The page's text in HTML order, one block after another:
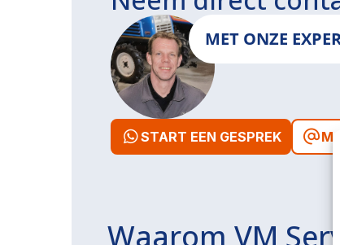
MET ONZE
START EEN GESPREK
Waarom VM